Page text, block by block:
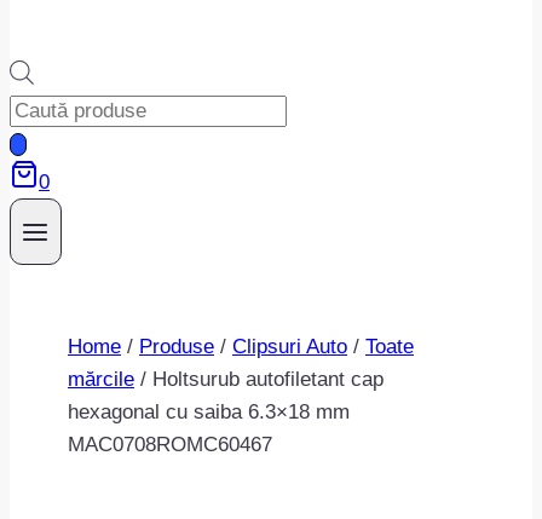
Products
search
0
Home / Produse / Clipsuri Auto / Toate
mărcile / Holtsurub autofiletant cap
hexagonal cu saiba 6.3×18 mm
MAC0708ROMC60467